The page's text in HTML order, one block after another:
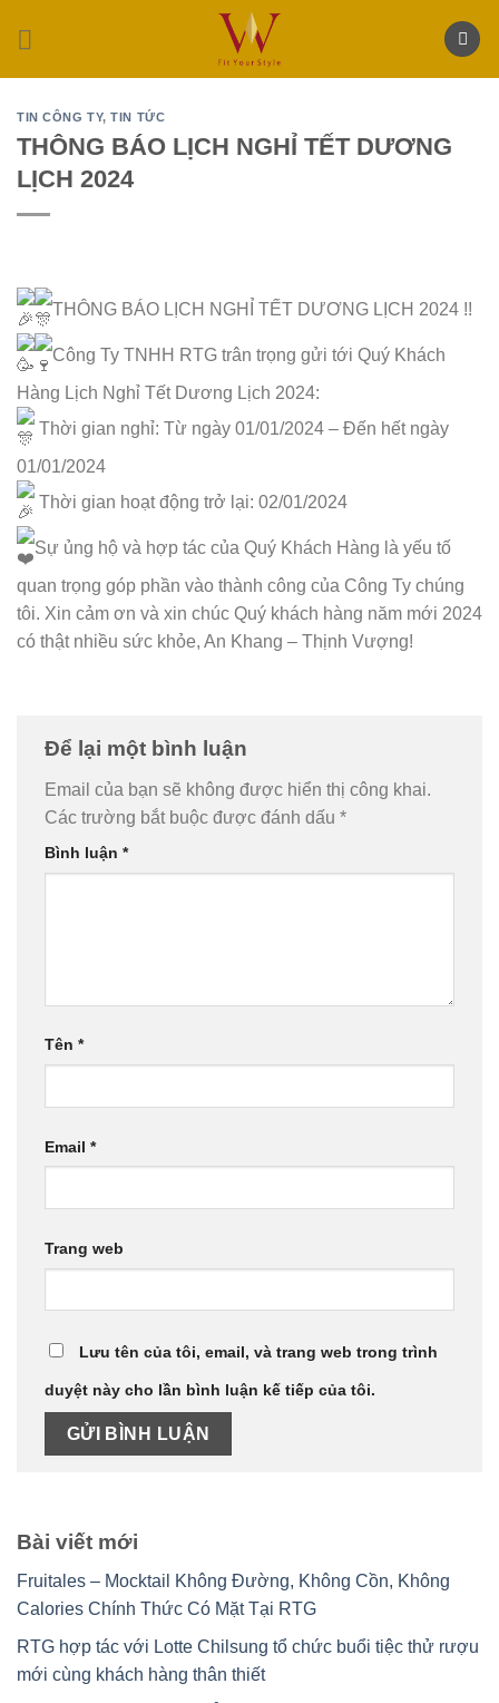
TIN CÔNG TY,TIN TỨC
THÔNG BÁO LỊCH NGHỈ TẾT DƯƠNG
LỊCH 2024
THÔNG BÁO LỊCH NGHỈ TẾT DƯƠNG LỊCH 2024 !!
Công Ty TNHH RTG trân trọng gửi tới Quý Khách
Hàng Lịch Nghỉ Tết Dương Lịch 2024:
Thời gian nghỉ: Từ ngày 01/01/2024 – Đến hết ngày
01/01/2024
Thời gian hoạt động trở lại: 02/01/2024
Sự ủng hộ và hợp tác của Quý Khách Hàng là yếu tố
quan trọng góp phần vào thành công của Công Ty chúng
tôi. Xin cảm ơn và xin chúc Quý khách hàng năm mới 2024
có thật nhiều sức khỏe, An Khang – Thịnh Vượng!
Để lại một bình luận
Email của bạn sẽ không được hiển thị công khai.
Các trường bắt buộc được đánh dấu *
Bình luận *
Tên *
Email *
Trang web
Lưu tên của tôi, email, và trang web trong trình
duyệt này cho lần bình luận kế tiếp của tôi.
Bài viết mới
Fruitales – Mocktail Không Đường, Không Cồn, Không
Calories Chính Thức Có Mặt Tại RTG
RTG hợp tác với Lotte Chilsung tổ chức buổi tiệc thử rượu
mới cùng khách hàng thân thiết